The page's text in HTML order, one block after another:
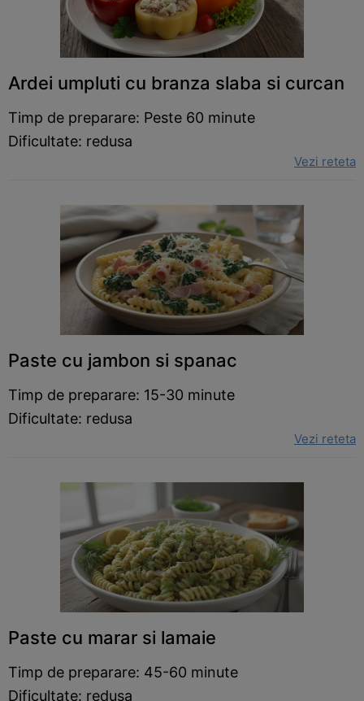
Ardei umpluti cu branza slaba si curcan
Timp de preparare: Peste 60 minute
Dificultate: redusa
Vezi reteta
Paste cu jambon si spanac
Timp de preparare: 15-30 minute
Dificultate: redusa
Vezi reteta
Paste cu marar si lamaie
Timp de preparare: 45-60 minute
Dificultate: redusa